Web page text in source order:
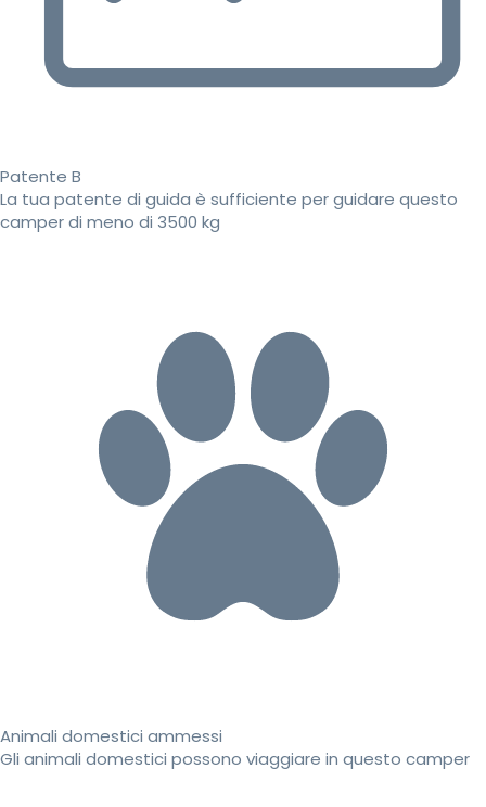
Patente B
La tua patente di guida è sufficiente per guidare questo
camper di meno di 3500 kg
Animali domestici ammessi
Gli animali domestici possono viaggiare in questo camper